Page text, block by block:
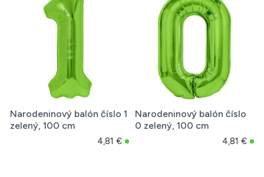
Narodeninový balón číslo 1
zelený, 100 cm
4,81 €
Narodeninový balón číslo
0 zelený, 100 cm
4,81 €